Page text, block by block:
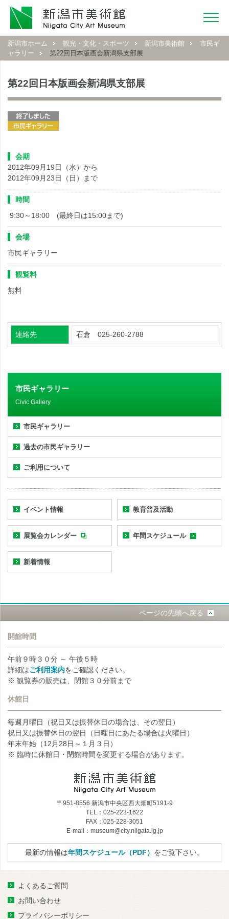
新潟市ホーム 観光・文化・スポーツ 新潟市美術館
市民ギ
ャラリー
第22回日本版画会新潟県支部展
第22回日本版画会新潟県支部展
会期
2012年09月19日（水）から
2012年09月23日（日）まで
時間
9:30～18:00 (最終日は15:00まで)
会場
市民ギャラリー
観覧料
無料
連絡先 石倉 025-260-2788
市民ギャラリー
Civic Gallery
市民ギャラリー
過去の市民ギャラリー
ご利用について
イベント情報 教育普及活動
展覧会カレンダー 年間スケジュール
新着情報
ページの先頭へ戻る
開館時間
午前９時３０分 ～ 午後５時
詳細はご利用案内をご確認ください。
※ 観覧券の販売は、閉館３０分前まで
休館日
毎週月曜日（祝日又は振替休日の場合は、その翌日）
祝日又は振替休日の翌日（日曜日にあたる場合は火曜日）
年末年始（12月28日～１月３日）
※ 臨時に休館日・閉館時間を変更する場合があります。
〒951-8556 新潟市中央区西大畑町5191-9
TEL：025-223-1622
FAX：025-228-3051
E-mail：museum@city.niigata.lg.jp
最新の情報は年間スケジュール（PDF） をご覧下さい。
よくあるご質問
お問い合わせ
プライバシーポリシー